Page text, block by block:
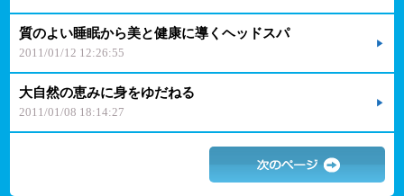
質のよい睡眠から美と健康に導くヘッドスパ
2011/01/12 12:26:55
大自然の恵みに身をゆだねる
2011/01/08 18:14:27